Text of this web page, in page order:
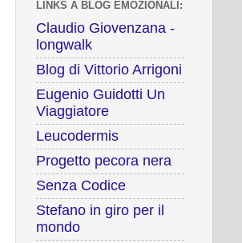
LINKS A BLOG EMOZIONALI:
Claudio Giovenzana -
longwalk
Blog di Vittorio Arrigoni
Eugenio Guidotti Un
Viaggiatore
Leucodermis
Progetto pecora nera
Senza Codice
Stefano in giro per il
mondo